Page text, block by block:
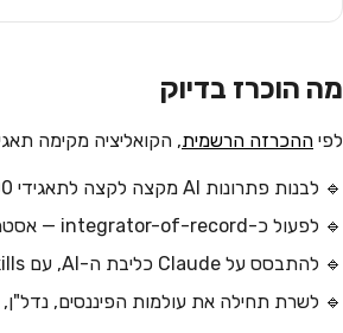
מה הוכרז בדיוק
לפי ההכרזה הרשמית, הקואליציה מקימה
🔹 לבנות פתרונות AI מקצה לקצה לתאגידי Fortune 1000.
🔹 לפעול כ-integrator-of-record — אסטרטגיה, בנייה, פריסה, אחזקה, governance.
🔹 להתבסס על Claude כליבת ה-AI, עם MCP, Skills ו-Claude Code כתשתית.
🔹 לשרת תחילה את עולמות הפיננסים, נדל"ן,